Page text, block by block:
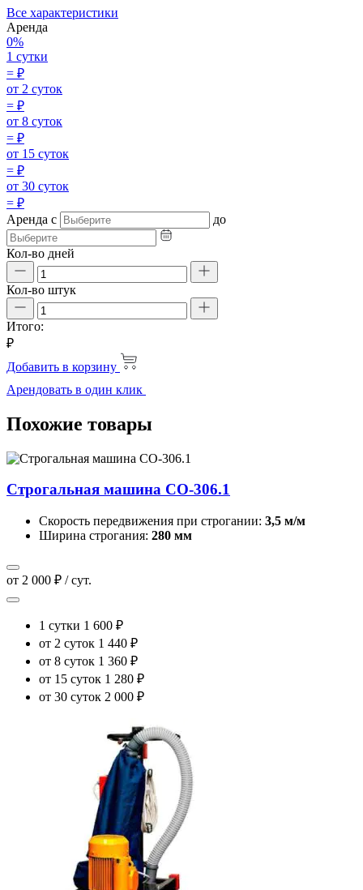
Все характеристики
Аренда
0%
1 сутки
= ₽
от 2 суток
= ₽
от 8 суток
= ₽
от 15 суток
= ₽
от 30 суток
= ₽
Аренда с до
Кол-во дней
Кол-во штук
Итого:
₽
Добавить в корзину
Арендовать в один клик
Похожие товары
Строгальная машина СО-306.1
Скорость передвижения при строгании: 3,5 м/м
Ширина строгания: 280 мм
от 2 000 ₽ / сут.
1 сутки 1 600 ₽
от 2 суток 1 440 ₽
от 8 суток 1 360 ₽
от 15 суток 1 280 ₽
от 30 суток 2 000 ₽